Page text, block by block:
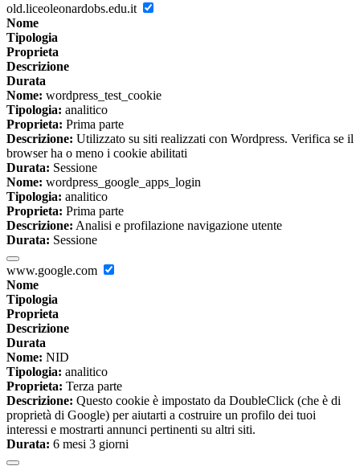
old.liceoleonardobs.edu.it
Nome
Tipologia
Proprieta
Descrizione
Durata
Nome: wordpress_test_cookie
Tipologia: analitico
Proprieta: Prima parte
Descrizione: Utilizzato su siti realizzati con Wordpress. Verifica se il
browser ha o meno i cookie abilitati
Durata: Sessione
Nome: wordpress_google_apps_login
Tipologia: analitico
Proprieta: Prima parte
Descrizione: Analisi e profilazione navigazione utente
Durata: Sessione
www.google.com
Nome
Tipologia
Proprieta
Descrizione
Durata
Nome: NID
Tipologia: analitico
Proprieta: Terza parte
Descrizione: Questo cookie è impostato da DoubleClick (che è di
proprietà di Google) per aiutarti a costruire un profilo dei tuoi
interessi e mostrarti annunci pertinenti su altri siti.
Durata: 6 mesi 3 giorni